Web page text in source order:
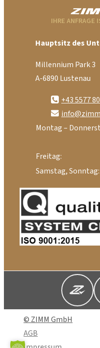
IHRE ANFRAGE
Hauptsitz des
Millennium Park 3
A-6890 Lustenau
+43 5577
Montag –
Freitag:
Samstag, Sonntag:
© ZIMM GmbH
AGB